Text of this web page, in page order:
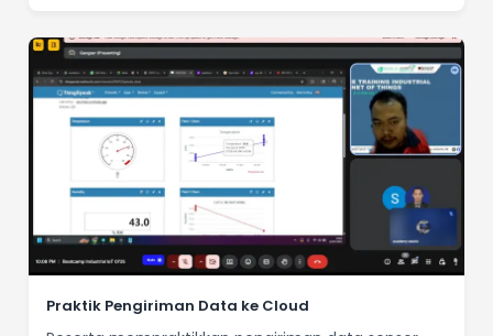
Praktik Pengiriman Data ke Cloud